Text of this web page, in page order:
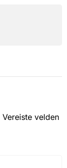
Vereiste velden